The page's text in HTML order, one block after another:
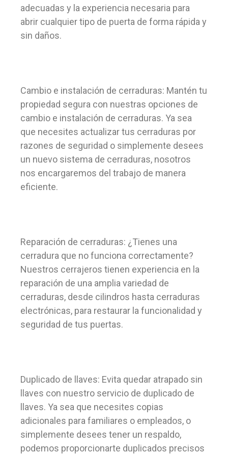
adecuadas y la experiencia necesaria para
abrir cualquier tipo de puerta de forma rápida y
sin daños.
Cambio e instalación de cerraduras: Mantén tu
propiedad segura con nuestras opciones de
cambio e instalación de cerraduras. Ya sea
que necesites actualizar tus cerraduras por
razones de seguridad o simplemente desees
un nuevo sistema de cerraduras, nosotros
nos encargaremos del trabajo de manera
eficiente.
Reparación de cerraduras: ¿Tienes una
cerradura que no funciona correctamente?
Nuestros cerrajeros tienen experiencia en la
reparación de una amplia variedad de
cerraduras, desde cilindros hasta cerraduras
electrónicas, para restaurar la funcionalidad y
seguridad de tus puertas.
Duplicado de llaves: Evita quedar atrapado sin
llaves con nuestro servicio de duplicado de
llaves. Ya sea que necesites copias
adicionales para familiares o empleados, o
simplemente desees tener un respaldo,
podemos proporcionarte duplicados precisos